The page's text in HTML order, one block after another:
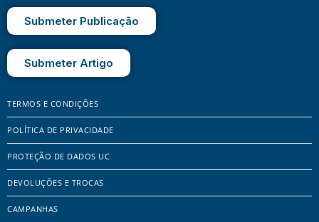
Submeter Publicação
Submeter Artigo
TERMOS E CONDIÇÕES
POLÍTICA DE PRIVACIDADE
PROTEÇÃO DE DADOS UC
DEVOLUÇÕES E TROCAS
CAMPANHAS